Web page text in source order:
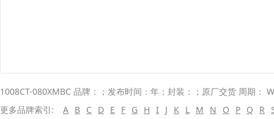
1008CT-080XMBC 品牌：；发布时间：年；封装：；原厂交货 周期：
更多品牌索引:
A B C D E F G H I J K L M N O P Q R